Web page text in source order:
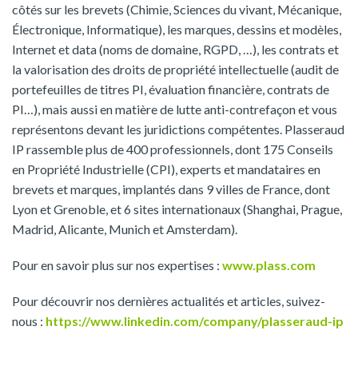
côtés sur les brevets (Chimie, Sciences du vivant, Mécanique,
Électronique, Informatique), les marques, dessins et modèles,
Internet et data (noms de domaine, RGPD, …), les contrats et
la valorisation des droits de propriété intellectuelle (audit de
portefeuilles de titres PI, évaluation financière, contrats de
PI…), mais aussi en matière de lutte anti-contrefaçon et vous
représentons devant les juridictions compétentes. Plasseraud
IP rassemble plus de 400 professionnels, dont 175 Conseils
en Propriété Industrielle (CPI), experts et mandataires en
brevets et marques, implantés dans 9 villes de France, dont
Lyon et Grenoble, et 6 sites internationaux (Shanghai, Prague,
Madrid, Alicante, Munich et Amsterdam).
Pour en savoir plus sur nos expertises : www.plass.com
Pour découvrir nos dernières actualités et articles, suivez-
nous : https://www.linkedin.com/company/plasseraud-ip